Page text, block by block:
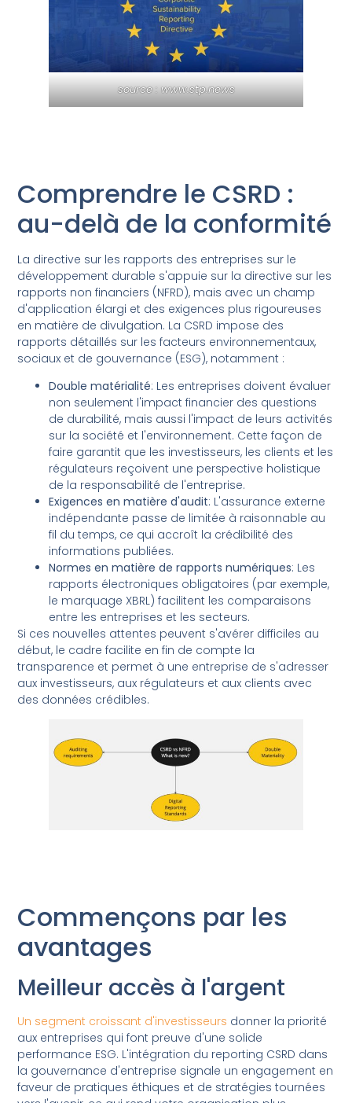
source : www.stp.news
Comprendre le CSRD :
au-delà de la conformité
La directive sur les rapports des entreprises sur le
développement durable s'appuie sur la directive sur les
rapports non financiers (NFRD), mais avec un champ
d'application élargi et des exigences plus rigoureuses
en matière de divulgation. La CSRD impose des
rapports détaillés sur les facteurs environnementaux,
sociaux et de gouvernance (ESG), notamment :
Double matérialité: Les entreprises doivent évaluer
non seulement l'impact financier des questions
de durabilité, mais aussi l'impact de leurs activités
sur la société et l'environnement. Cette façon de
faire garantit que les investisseurs, les clients et les
régulateurs reçoivent une perspective holistique
de la responsabilité de l'entreprise.
Exigences en matière d'audit: L'assurance externe
indépendante passe de limitée à raisonnable au
fil du temps, ce qui accroît la crédibilité des
informations publiées.
Normes en matière de rapports numériques: Les
rapports électroniques obligatoires (par exemple,
le marquage XBRL) facilitent les comparaisons
entre les entreprises et les secteurs.
Si ces nouvelles attentes peuvent s'avérer difficiles au
début, le cadre facilite en fin de compte la
transparence et permet à une entreprise de s'adresser
aux investisseurs, aux régulateurs et aux clients avec
des données crédibles.
Commençons par les
avantages
Meilleur accès à l'argent
Un segment croissant d'investisseurs donner la priorité
aux entreprises qui font preuve d'une solide
performance ESG. L'intégration du reporting CSRD dans
la gouvernance d'entreprise signale un engagement en
faveur de pratiques éthiques et de stratégies tournées